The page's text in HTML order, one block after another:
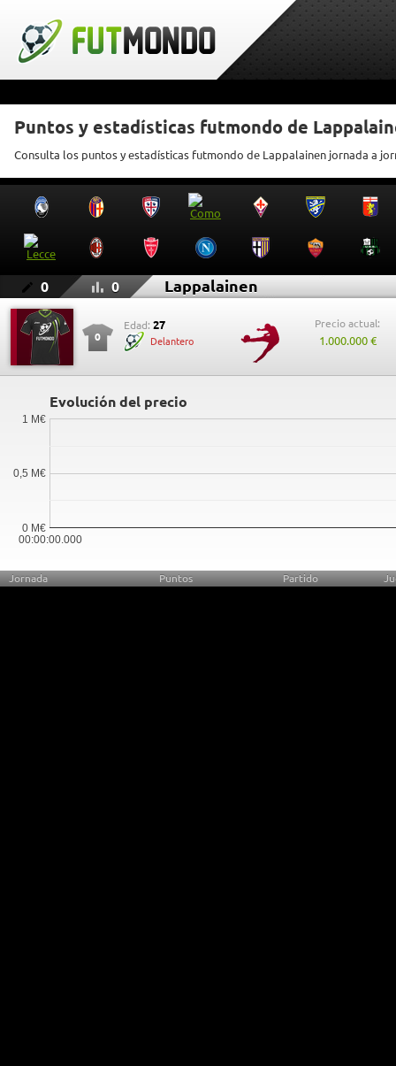
Puntos y estadísticas futmondo de
Consulta los puntos y estadísticas futmondo de Lappalainen jornada a
0 0 Lappalainen
0
Edad: 27
Delantero
Precio actual:
1.000.000 €
Evolución del precio
00:00:00.000
0 M€
0,5 M€
1 M€
Jornada Puntos Partido